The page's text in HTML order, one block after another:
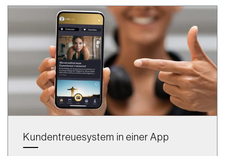
Kundentreuesystem in einer App